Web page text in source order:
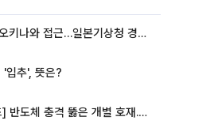
태풍 '돌핀' 오키나와 접근…일본기상청 경로 업데이트
'입추', 뜻은?
[증시키워드] 반도체 충격 뚫은 개별 호재...포스코퓨처엠·에코프로·한화솔루션 '눈길'